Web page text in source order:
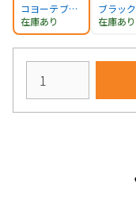
コヨーテブラウン
在庫あり
ブラック
在庫あり